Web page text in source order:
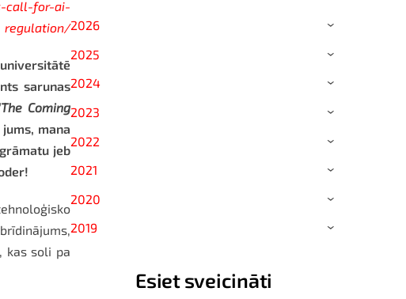
2026 ›
2025 ›
2024 ›
2023 ›
2022 ›
2021 ›
2020 ›
2019 ›
Esiet sveicināti
call-for-ai-
regulation/
sarunas
Coming
mana
jeb
kas soli pa